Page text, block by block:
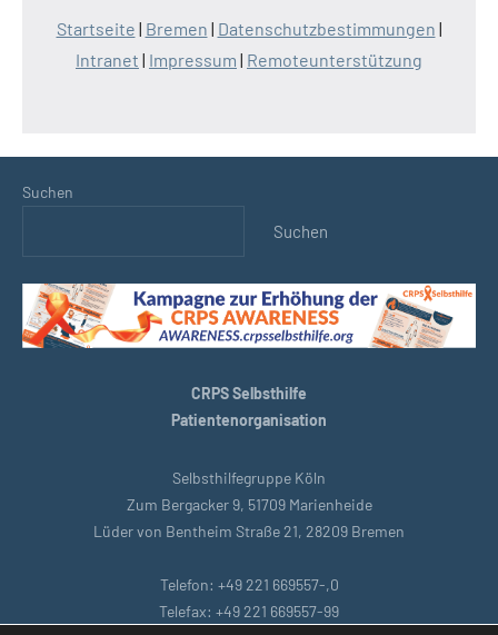
Startseite | Bremen | Datenschutzbestimmungen |
Intranet | Impressum | Remoteunterstützung
Suchen
Suchen
CRPS Selbsthilfe
Patientenorganisation
Selbsthilfegruppe Köln
Zum Bergacker 9, 51709 Marienheide
Lüder von Bentheim Straße 21, 28209 Bremen
Telefon: +49 221 669557-,0
Telefax: +49 221 669557-99